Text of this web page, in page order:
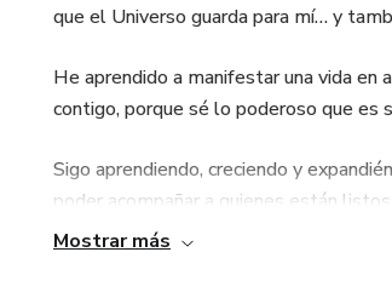
*Paz
No más
que el Universo guarda para mí… y
He aprendido a manifestar una vida en
contigo, porque sé lo poderoso que es
Sigo aprendiendo, creciendo y
poder acompañar a quienes están
divino les pertenece.
Mostrar más